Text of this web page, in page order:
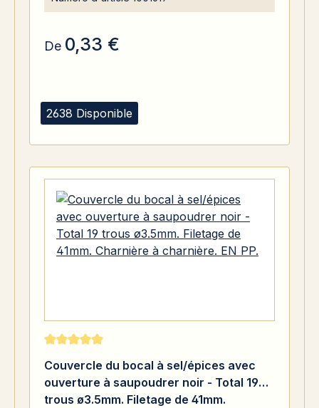
2638 Disponible
De 0,33 €
Note moyenne de 5 sur 5 étoiles
Couvercle du bocal à sel/épices avec
ouverture à saupoudrer noir - Total 19
trous ø3.5mm. Filetage de 41mm.